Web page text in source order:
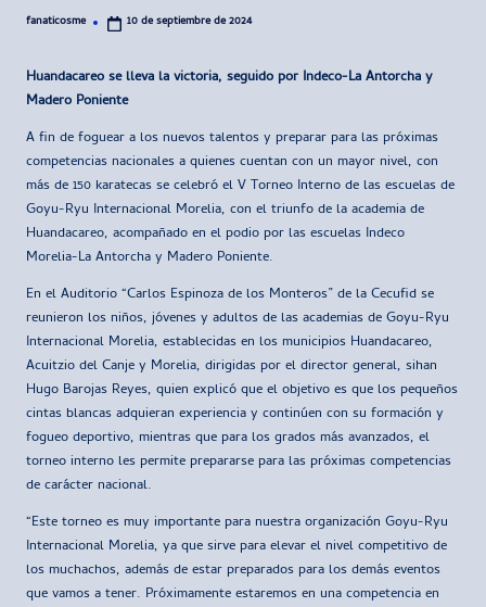
Publicado
fanaticosme 10 de septiembre de 2024
Huandacareo se lleva la victoria, seguido por Indeco-La Antorcha y
Madero Poniente
A fin de foguear a los nuevos talentos y preparar para las próximas
competencias nacionales a quienes cuentan con un mayor nivel, con
más de 150 karatecas se celebró el V Torneo Interno de las escuelas de
Goyu-Ryu Internacional Morelia, con el triunfo de la academia de
Huandacareo, acompañado en el podio por las escuelas Indeco
Morelia-La Antorcha y Madero Poniente.
En el Auditorio “Carlos Espinoza de los Monteros” de la Cecufid se
reunieron los niños, jóvenes y adultos de las academias de Goyu-Ryu
Internacional Morelia, establecidas en los municipios Huandacareo,
Acuitzio del Canje y Morelia, dirigidas por el director general, sihan
Hugo Barojas Reyes, quien explicó que el objetivo es que los pequeños
cintas blancas adquieran experiencia y continúen con su formación y
fogueo deportivo, mientras que para los grados más avanzados, el
torneo interno les permite prepararse para las próximas competencias
de carácter nacional.
“Este torneo es muy importante para nuestra organización Goyu-Ryu
Internacional Morelia, ya que sirve para elevar el nivel competitivo de
los muchachos, además de estar preparados para los demás eventos
que vamos a tener. Próximamente estaremos en una competencia en